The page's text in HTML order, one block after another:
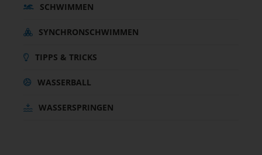
SCHWIMMEN
SYNCHRONSCHWIMMEN
TIPPS & TRICKS
WASSERBALL
WASSERSPRINGEN